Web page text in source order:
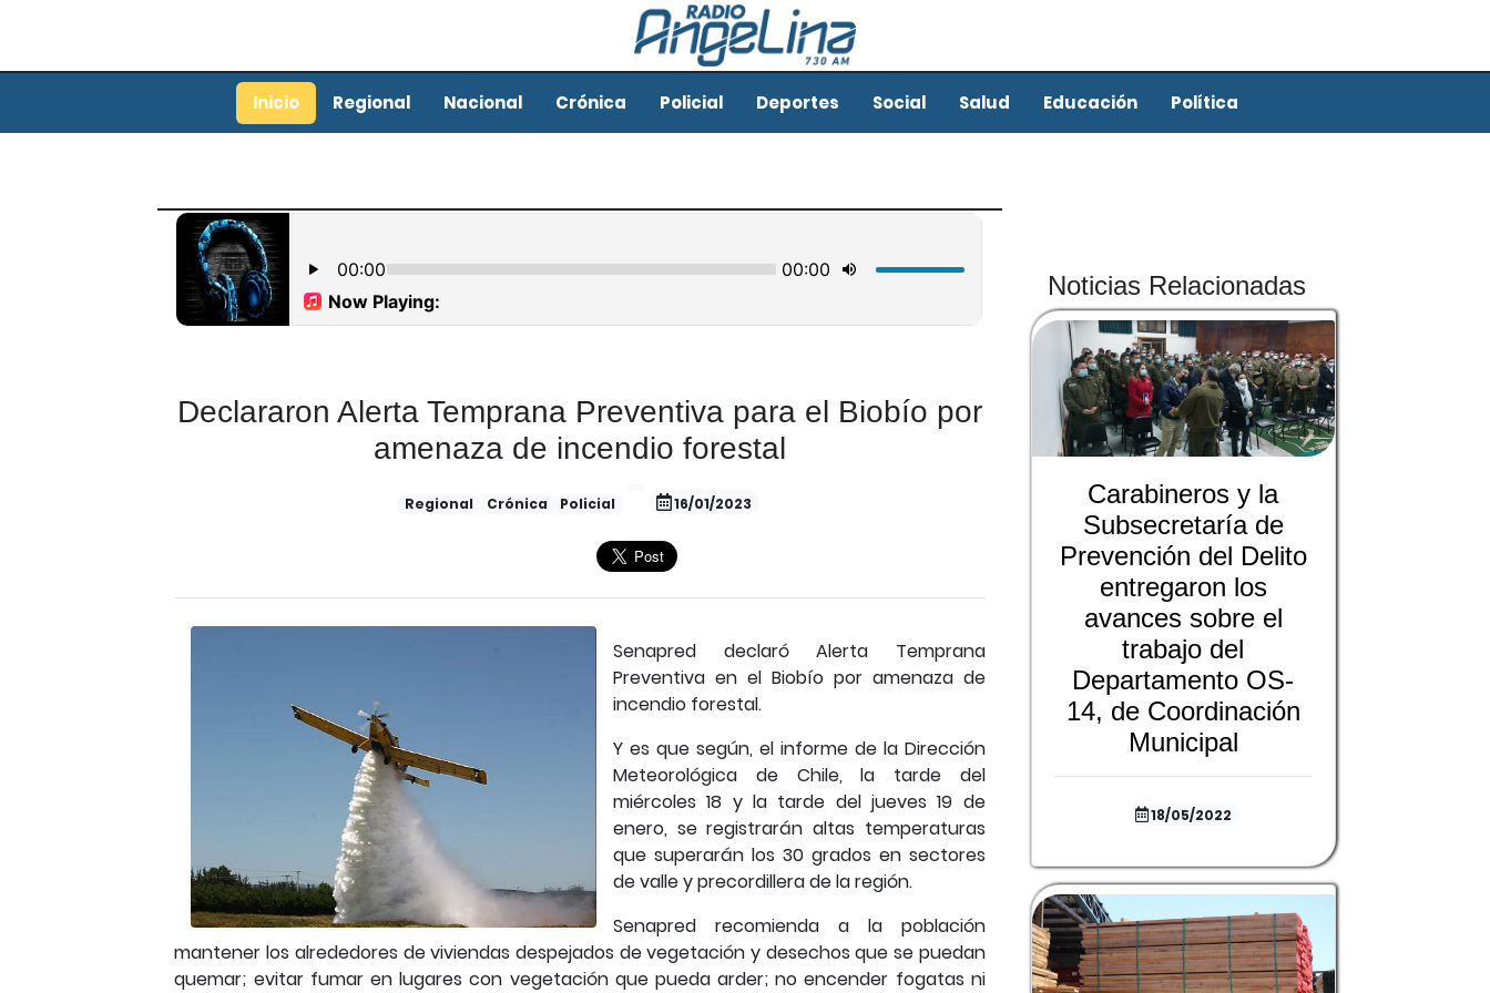
Inicio Regional Nacional Crónica Policial Deportes Social Salud Educación Política
Declararon Alerta Temprana Preventiva para el Biobío por
amenaza de incendio forestal
Regional Crónica Policial 16/01/2023
Senapred declaró Alerta Temprana
Preventiva en el Biobío por amenaza de
incendio forestal.
Y es que según, el informe de la Dirección
Meteorológica de Chile, la tarde del
miércoles 18 y la tarde del jueves 19 de
enero, se registrarán altas temperaturas
que superarán los 30 grados en sectores
de valle y precordillera de la región.
Senapred recomienda a la población
mantener los alrededores de viviendas despejados de vegetación y desechos que se puedan
quemar; evitar fumar en lugares con vegetación que pueda arder; no encender fogatas ni
Noticias Relacionadas
Carabineros y la
Subsecretaría de
Prevención del Delito
entregaron los
avances sobre el
trabajo del
Departamento OS-
14, de Coordinación
Municipal
18/05/2022